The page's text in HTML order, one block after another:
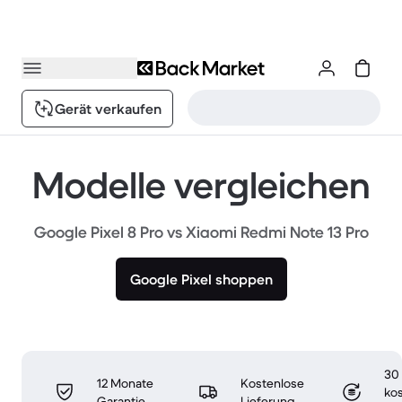
Gerät verkaufen
Modelle vergleichen
Google Pixel 8 Pro vs Xiaomi Redmi Note 13 Pro
Google Pixel shoppen
12 Monate
Kostenlose
30